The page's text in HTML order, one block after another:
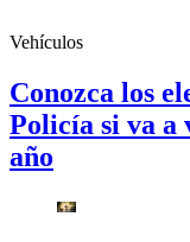
Vehículos
Conozca los
Policía si va a
año